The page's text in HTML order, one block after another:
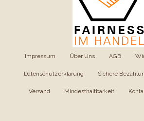
Impressum Über Uns AGB
Datenschutzerklärung Sichere
Versand Mindesthaltbarkeit